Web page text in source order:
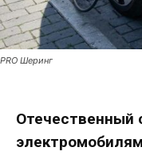
PRO Шеринг
Отечественный